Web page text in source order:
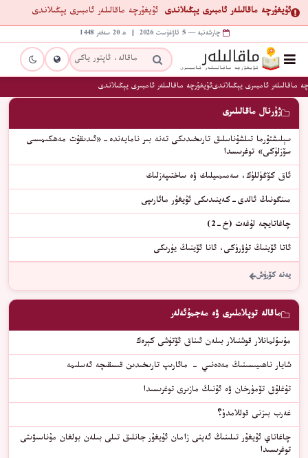
ئۇيغۇرچە ماقالىلەر ئامبىرى يېڭىلاندى ئۇيغۇرچە ماقالىلەر ئامبىرى يېڭىلاندى
چارشەنبە — 5 ئاۋغۇست 2026 | ھ 20 سەفەر 1448
ماقالىلەر ئامبىرى يېڭىلاندىئۇيغۇرچە ماقالىلەر ئامبىرى يېڭىلاندى
ژۇرنال ماقالىلىرى
سېلىشتۇرما تىلشۇناسلىق تارىخىدىكى تەنە بىر نامايەندە-«ئىدىقۇت مەھكىمىسى
سۆزلۈكى» توغرىىسدا
ئاق كۆڭۈللۈك، سەمىمىيلىك ۋە ساختىپەزلىك
مىنگونىڭ ئالدى-كەينىدىكى ئۇيغۇر مائارىپى
چاغاتايچە لۇغەت (خ-2)
ئاتا ئۆينىڭ تۈۋرۈكى، ئانا ئۆينىڭ يۈرىكى
يەنە كۆرۈش
ماقالە توپلاملىرى ۋە مەجمۇئەلەر
مۇسۇلمانلار قوشنىلار بىلەن ئىناق ئۆتۈشى كېرەك
شايار ناھىيىسىنىڭ مەدەنىي - مائارىپ تارىخىدىن قىسقىچە ئەسلىمە
تۇغلۇق تۆمۈرخان ۋە ئۇنىڭ مازىرى توغرىسىدا
غەرب بىزنى قوللامدۇ؟
چاغاتاي ئۇيغۇر تىلىنىڭ ئەينى زامان ئۇيغۇر جانلىق تىلى بىلەن بولغان مۇناسىۋىتى
توغرىسىدا